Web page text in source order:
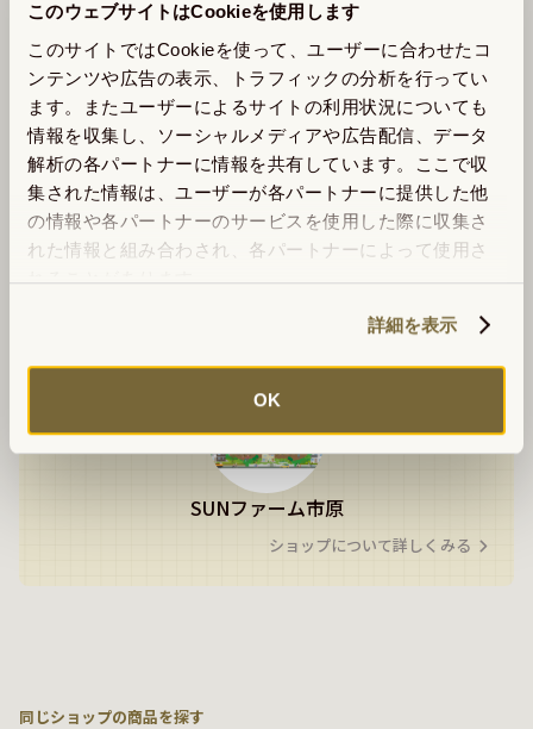
このウェブサイトはCookieを使用します
このサイトではCookieを使って、ユーザーに合わせたコ
ンテンツや広告の表示、トラフィックの分析を行ってい
ます。またユーザーによるサイトの利用状況についても
情報を収集し、ソーシャルメディアや広告配信、データ
解析の各パートナーに情報を共有しています。ここで収
集された情報は、ユーザーが各パートナーに提供した他
の情報や各パートナーのサービスを使用した際に収集さ
れた情報と組み合わされ、各パートナーによって使用さ
れることがあります。
詳細を表示
OK
【名称】清涼飲料水（5倍希釈用）
【会社名】株式会社SUNファーム
【内容量】120ml、500ml
【アレルゲン】りんご
【賞味期限】製造日から1年
【保存方法】常温
【お取り扱い方法】直射日光と高温多湿を避けて保存して
ください。
※送料についてはご注文内容詳細画面で確認できます。
SUNファーム市原
ショップについて詳しくみる
同じショップの商品を探す